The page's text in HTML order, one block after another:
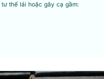
thế lái hoặc gây cạ gầm: